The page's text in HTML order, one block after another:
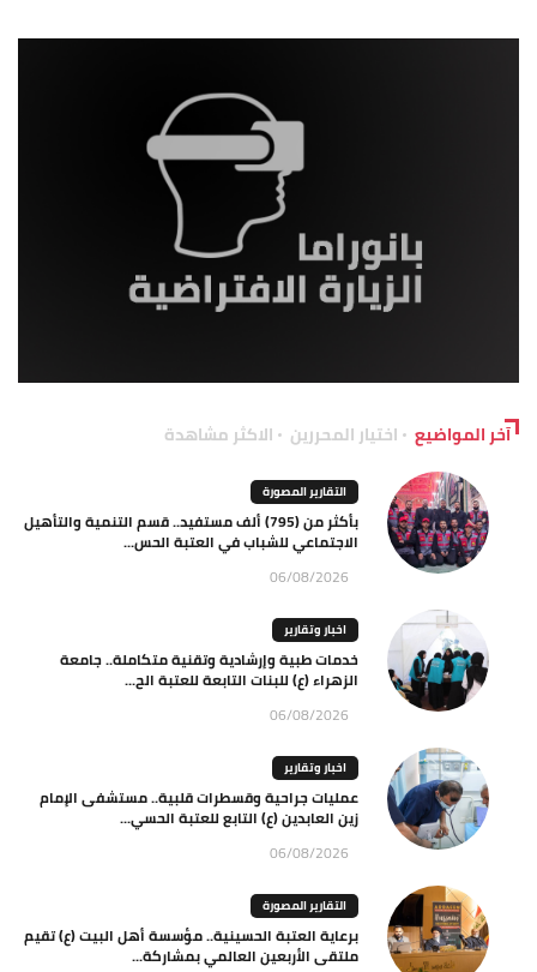
آخر المواضيع اختيار المحررين الاكثر مشاهدة
التقارير المصورة
بأكثر من (795) ألف مستفيد.. قسم التنمية والتأهيل
الاجتماعي للشباب في العتبة الحس...
06/08/2026
اخبار وتقارير
خدمات طبية وإرشادية وتقنية متكاملة.. جامعة
الزهراء (ع) للبنات التابعة للعتبة الح...
06/08/2026
اخبار وتقارير
عمليات جراحية وقسطرات قلبية.. مستشفى الإمام
زين العابدين (ع) التابع للعتبة الحسي...
06/08/2026
التقارير المصورة
برعاية العتبة الحسينية.. مؤسسة أهل البيت (ع) تقيم
ملتقى الأربعين العالمي بمشاركة...